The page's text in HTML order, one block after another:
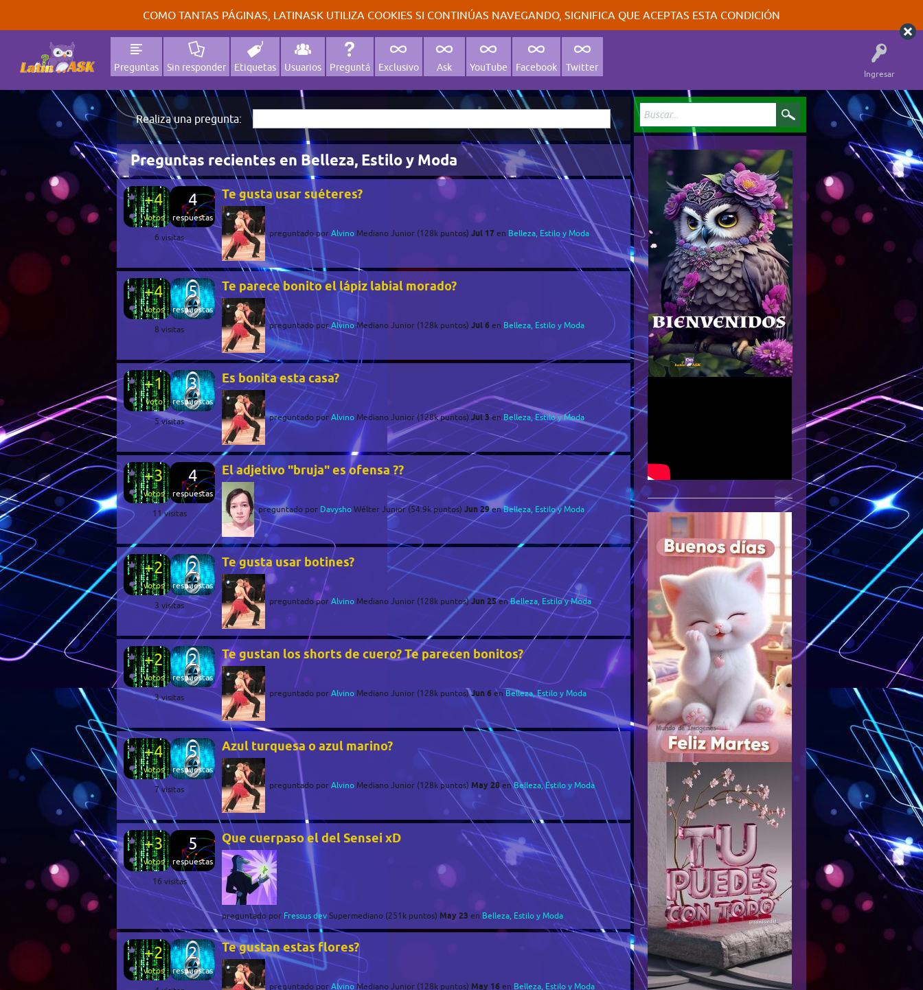
COMO TANTAS PÁGINAS, LATINASK UTILIZA COOKIES SI CONTINÚAS NAVEGANDO, SIGNIFICA QUE ACEPTAS ESTA CONDICIÓN
Ingresar
Preguntas Sin responder Etiquetas Usuarios Preguntá Exclusivo Ask YouTube Facebook Twitter
Realiza una pregunta:
Preguntas recientes en Belleza, Estilo y Moda
+4
votos
4
respuestas
6 visitas
Te gusta usar suéteres?
preguntado por Alvino Mediano Junior (128k puntos) Jul 17 en Belleza, Estilo y Moda
+4
votos
5
respuestas
8 visitas
Te parece bonito el lápiz labial morado?
preguntado porAlvino Mediano Junior (128k puntos) Jul 6 en Belleza, Estilo y Moda
+1
voto
3
respuestas
5visitas
Es bonita esta casa?
preguntado por Alvino Mediano Junior (128kpuntos) Jul 3 enBelleza, Estilo y Moda
+3
votos
4
respuestas
11visitas
El adjetivo "bruja" es ofensa ??
preguntado por Davysho Wélter Junior (54.9kpuntos) Jun 29 enBelleza, Estilo y Moda
+2
votos
2
respuestas
3 visitas
Te gusta usar botines?
preguntado por Alvino Mediano Junior (128k puntos) Jun 25 enBelleza, Estilo y Moda
+2
votos
2
respuestas
3visitas
Te gustan los shorts de cuero? Te parecen bonitos?
preguntado por Alvino Mediano Junior (128k puntos) Jun 6 en Belleza, Estilo y Moda
+4
votos
5
respuestas
7visitas
Azul turquesa o azul marino?
preguntado por Alvino Mediano Junior (128k puntos) May 28 enBelleza, Estilo y Moda
+3
votos
5
respuestas
16 visitas
Que cuerpaso el del Sensei xD
preguntado por Fressus dev Supermediano (251k puntos) May 23 en Belleza, Estilo y Moda
+2
votos
2
respuestas
Te gustan estas flores?
preguntado por Alvino Mediano Junior (128k puntos) May 16 en Belleza, Estilo y Moda